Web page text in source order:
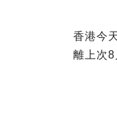
香港今
離上次8